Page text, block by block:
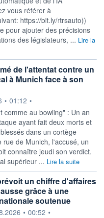
vous référer à
https://bit.ly/rtrsauto))
pour ajouter des précisions
des législateurs, ... Lire la
de l'attentat contre un
à Munich face à son
par
• 01:12 •
comme au bowling" : Un an
ayant fait deux morts et
dans un cortège
rue de Munich, l'accusé, un
connaître jeudi son verdict.
supérieur ... Lire la suite
un chiffre d'affaires
grâce à une
soutenue
par • 00:52 •